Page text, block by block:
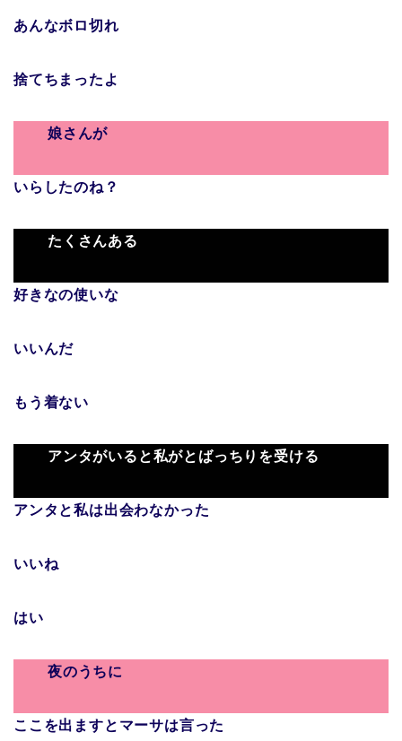
あんなボロ切れ
捨てちまったよ
娘さんが
いらしたのね？
たくさんある
好きなの使いな
いいんだ
もう着ない
アンタがいると私がとばっちりを受ける
アンタと私は出会わなかった
いいね
はい
夜のうちに
ここを出ますとマーサは言った